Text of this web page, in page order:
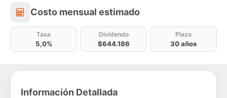
Costo mensual estimado
Costo mensual estimado
Tasa
5,0%
Dividendo
$644.186
Plazo
30 años
Información Detallada